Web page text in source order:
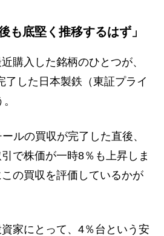
も底堅く推移するはず」
購入した銘柄のひとつが、
了した日本製鉄（東証プライ
ルの買収が完了した直後、
で株価が一時8％も上昇しま
の買収を評価しているかが
家にとって、4％台という安